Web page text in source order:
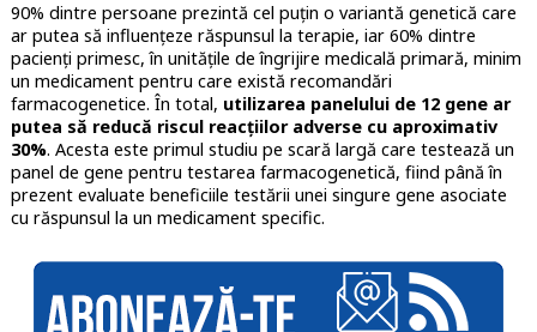
90% dintre persoane prezintă cel puţin o variantă genetică care
ar putea să influenţeze răspunsul la terapie, iar 60% dintre
pacienţi primesc, în unităţile de îngrijire medicală primară, minim
un medicament pentru care există recomandări
farmacogenetice. În total, utilizarea panelului de 12 gene ar
putea să reducă riscul reacţiilor adverse cu aproximativ
30%. Acesta este primul studiu pe scară largă care testează un
panel de gene pentru testarea farmacogenetică, fiind până în
prezent evaluate beneficiile testării unei singure gene asociate
cu răspunsul la un medicament specific.